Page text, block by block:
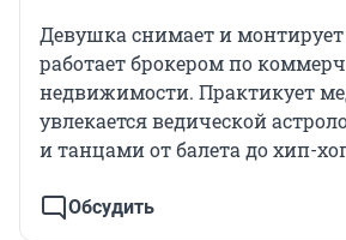
Девушка снимает и монтирует
работает брокером по
недвижимости. Практикует
увлекается ведической
и танцами от балета до хип-
Обсудить